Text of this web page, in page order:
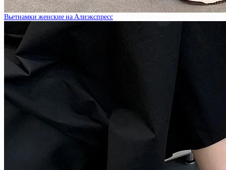
Вьетнамки женские на Алиэкспресс